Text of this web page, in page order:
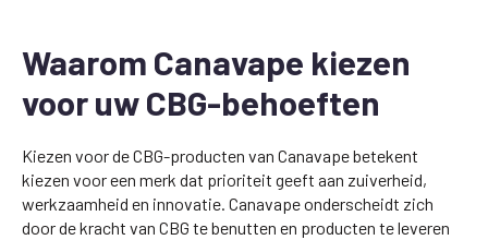
Waarom Canavape kiezen
voor uw CBG-behoeften
Kiezen voor de CBG-producten van Canavape betekent
kiezen voor een merk dat prioriteit geeft aan zuiverheid,
werkzaamheid en innovatie. Canavape onderscheidt zich
door de kracht van CBG te benutten en producten te leveren